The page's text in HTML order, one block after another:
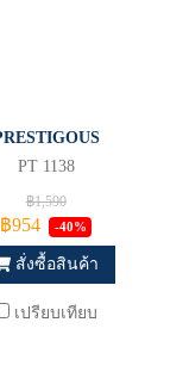
PT 1138
฿1,590
฿954 -40%
สั่งซื้อสินค้า
เปรียบเทียบ